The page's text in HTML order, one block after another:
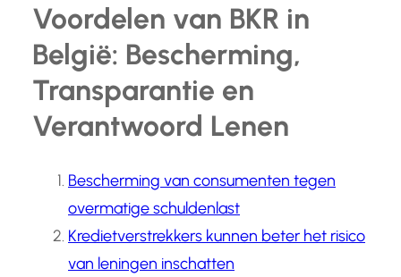
Voordelen van BKR in
België: Bescherming,
Transparantie en
Verantwoord Lenen
Bescherming van consumenten tegen
overmatige schuldenlast
Kredietverstrekkers kunnen beter het risico
van leningen inschatten